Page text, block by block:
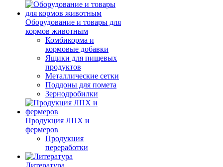
Оборудование и товары для
кормов животным
Комбикорма и
кормовые добавки
Ящики для пищевых
продуктов
Металлические сетки
Поддоны для помета
Зернодробилки
Продукция ЛПХ и
фермеров
Продукция
переработки
Литература